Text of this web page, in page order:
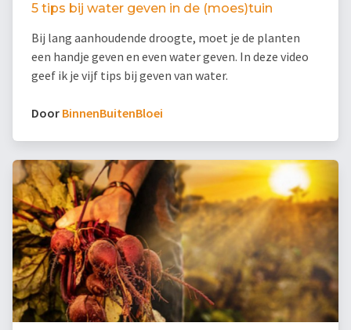
5 tips bij water geven in de (moes)tuin
Bij lang aanhoudende droogte, moet je de planten
een handje geven en even water geven. In deze video
geef ik je vijf tips bij geven van water.
Door BinnenBuitenBloei